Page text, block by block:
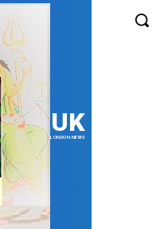
UK
LONDON NEWS